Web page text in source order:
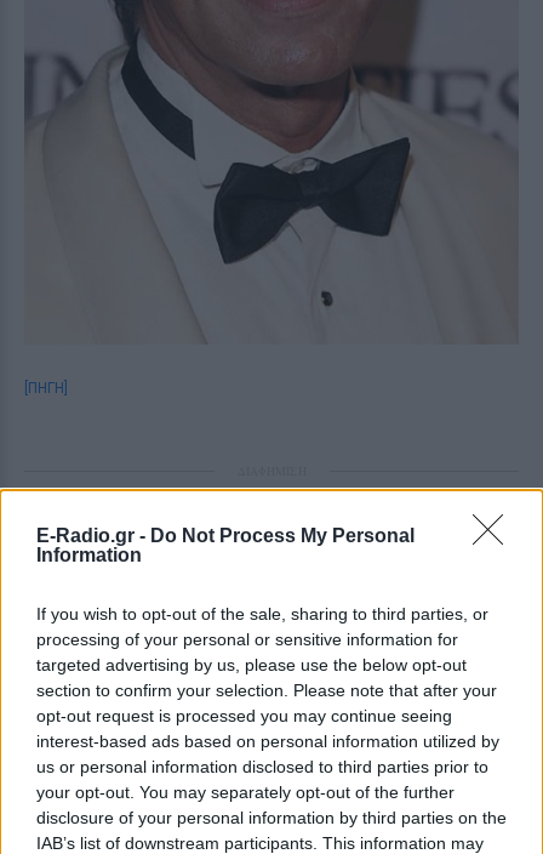
E-Radio.gr - Do Not Process My Personal
Information
If you wish to opt-out of the sale, sharing to third parties, or
processing of your personal or sensitive information for
targeted advertising by us, please use the below opt-out
section to confirm your selection. Please note that after your
opt-out request is processed you may continue seeing
interest-based ads based on personal information utilized by
us or personal information disclosed to third parties prior to
your opt-out. You may separately opt-out of the further
disclosure of your personal information by third parties on the
IAB’s list of downstream participants. This information may
[ΠΗΓΗ]